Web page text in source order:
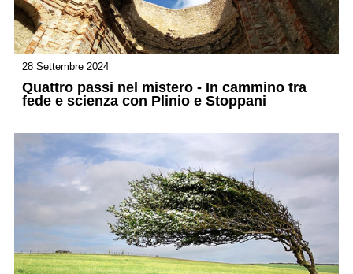
28 Settembre 2024
Quattro passi nel mistero - In cammino tra
fede e scienza con Plinio e Stoppani